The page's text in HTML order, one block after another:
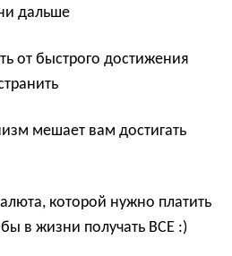
дальше
от быстрого достижения
мешает вам достигать
которой нужно платить
в жизни получать ВСЕ :)